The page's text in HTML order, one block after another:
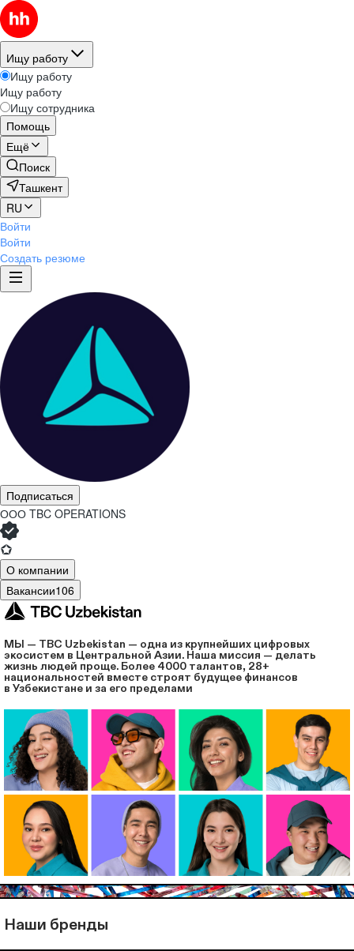
Ищу работу
Ищу работу
Ищу работу
Ищу сотрудника
Помощь
Ещё
Поиск
Ташкент
RU
Войти
Войти
Создать резюме
Подписаться
ООО TBC OPERATIONS
О компании
Вакансии106
МЫ — TBC Uzbekistan — одна из крупнейших цифровых
экосистем в Центральной Азии. Наша миссия — делать
жизнь людей проще. Более 4000 талантов, 28+
национальностей вместе строят будущее финансов
в Узбекистане и за его пределами
Наши бренды